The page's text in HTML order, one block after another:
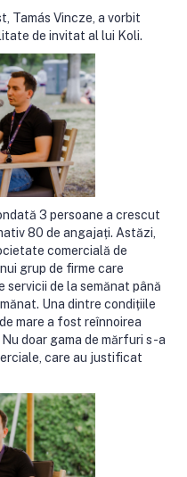
Tamás Vincze, a vorbit
de invitat al lui Koli.
3 persoane a crescut
80 de angajați. Astăzi,
comercială de
grup de firme care
de la semănat până
Una dintre condițiile
mare a fost reînnoirea
doar gama de mărfuri s-a
care au justificat